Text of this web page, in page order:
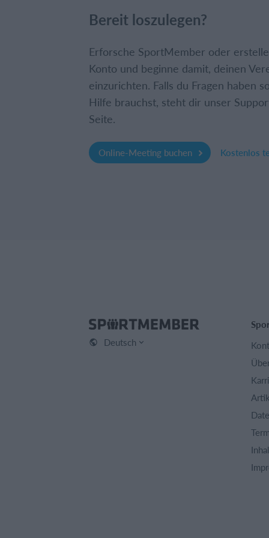
Bereit loszulegen?
Erforsche SportMember oder
Konto und beginne damit, deinen
einzurichten. Falls du Fragen haben
Hilfe brauchst, steht dir unser
Seite.
Online-Meeting buchen Kostenlos
Deutsch